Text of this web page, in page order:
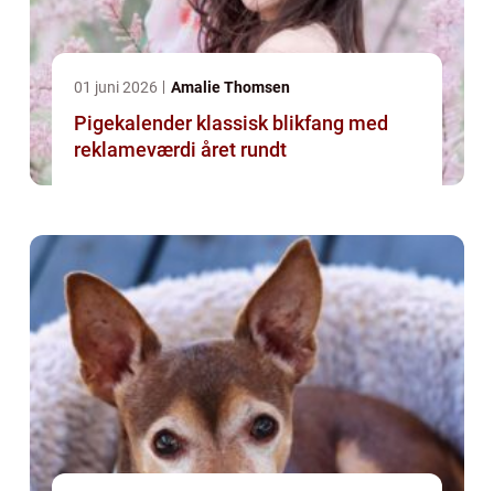
01 juni 2026 Amalie Thomsen
Pigekalender klassisk blikfang med
reklameværdi året rundt